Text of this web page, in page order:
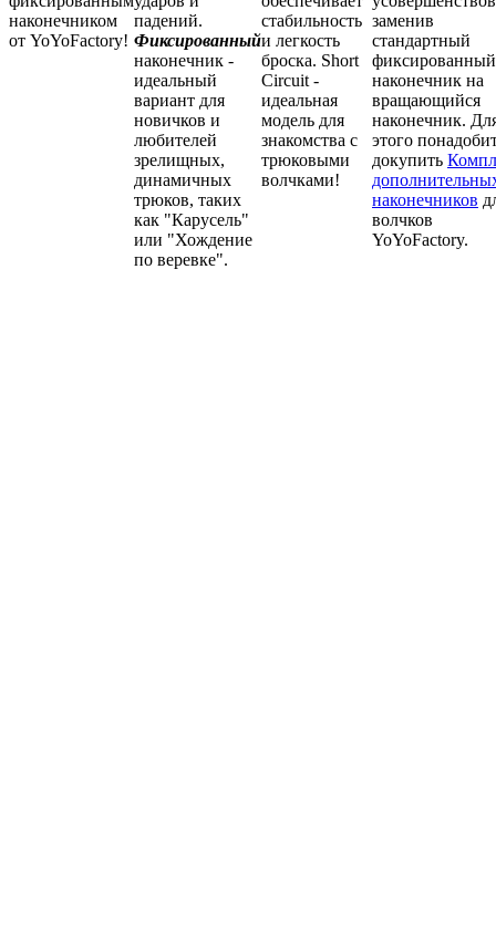
наконечником
от YoYoFactory!
падений.
Фиксированный
наконечник -
идеальный
вариант для
новичков и
любителей
зрелищных,
динамичных
трюков, таких
как "Карусель"
или "Хождение
по веревке".
стабильность
и легкость
броска. Short
Circuit -
идеальная
модель для
знакомства с
трюковыми
волчками!
заменив
стандартный
фиксированный
наконечник на
вращающийся
наконечник.
этого
докупить
наконечников
волчков
YoYoFactory.